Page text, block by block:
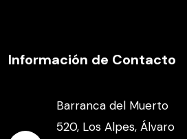
Información de Contacto
Barranca del Muerto
520, Los Alpes, Álvaro